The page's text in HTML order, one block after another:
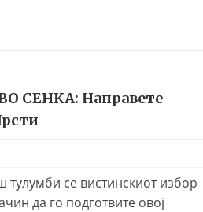
СЕНКА: Направете
тулумби се вистинскиот избор
да го подготвите овој